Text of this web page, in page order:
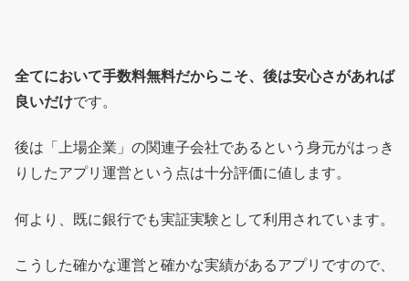
全てにおいて手数料無料だからこそ、後は安心さがあれば
良いだけです。
後は「上場企業」の関連子会社であるという身元がはっき
りしたアプリ運営という点は十分評価に値します。
何より、既に銀行でも実証実験として利用されています。
こうした確かな運営と確かな実績があるアプリですので、